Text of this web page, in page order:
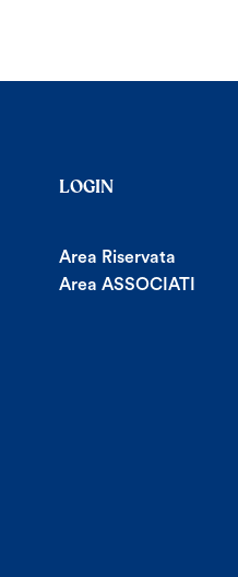
LOGIN
Area Riservata
Area ASSOCIATI